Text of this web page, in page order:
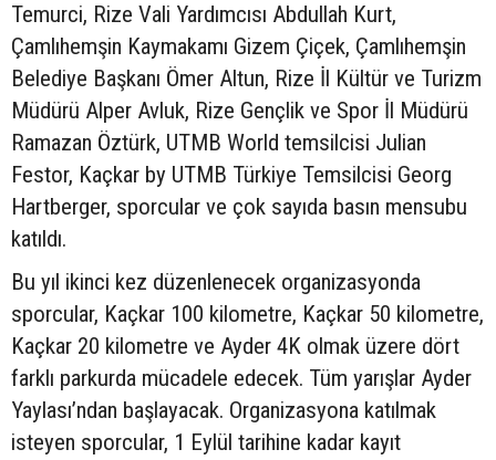
Temurci, Rize Vali Yardımcısı Abdullah Kurt,
Çamlıhemşin Kaymakamı Gizem Çiçek, Çamlıhemşin
Belediye Başkanı Ömer Altun, Rize İl Kültür ve Turizm
Müdürü Alper Avluk, Rize Gençlik ve Spor İl Müdürü
Ramazan Öztürk, UTMB World temsilcisi Julian
Festor, Kaçkar by UTMB Türkiye Temsilcisi Georg
Hartberger, sporcular ve çok sayıda basın mensubu
katıldı.
Bu yıl ikinci kez düzenlenecek organizasyonda
sporcular, Kaçkar 100 kilometre, Kaçkar 50 kilometre,
Kaçkar 20 kilometre ve Ayder 4K olmak üzere dört
farklı parkurda mücadele edecek. Tüm yarışlar Ayder
Yaylası’ndan başlayacak. Organizasyona katılmak
isteyen sporcular, 1 Eylül tarihine kadar kayıt